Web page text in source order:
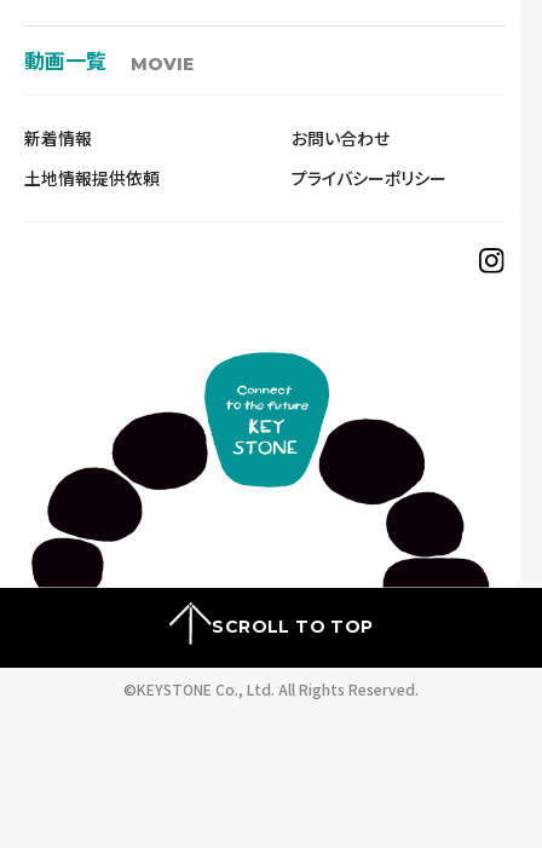
動画一覧 MOVIE
新着情報
お問い合わせ
土地情報提供依頼
プライバシーポリシー
SCROLL TO TOP
©KEYSTONE Co., Ltd. All Rights Reserved.